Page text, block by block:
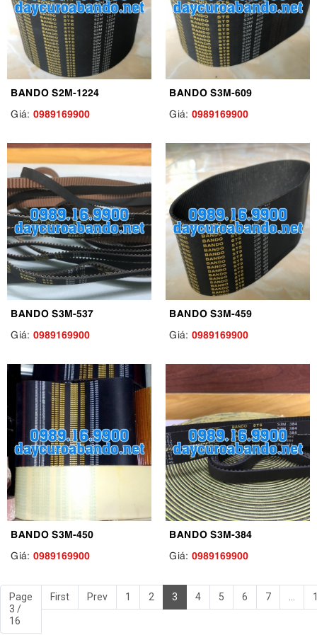
BANDO S2M-1224
Giá: 0989169900
BANDO S3M-609
Giá: 0989169900
BANDO S3M-537
Giá: 0989169900
BANDO S3M-459
Giá: 0989169900
BANDO S3M-450
Giá: 0989169900
BANDO S3M-384
Giá: 0989169900
Page
3 /
16
First Prev 1 2 3 4 5 6 7